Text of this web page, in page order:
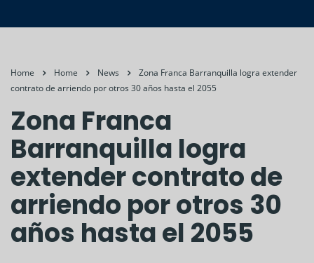
Home Home News
Zona Franca Barranquilla logra extender
contrato de arriendo por otros 30 años hasta el 2055
Zona Franca
Barranquilla logra
extender contrato de
arriendo por otros 30
años hasta el 2055